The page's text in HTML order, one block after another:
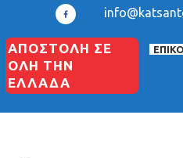
ΑΠΟΣΤΟΛΗ ΣΕ
ΟΛΗ ΤΗΝ
ΕΛΛΑΔΑ